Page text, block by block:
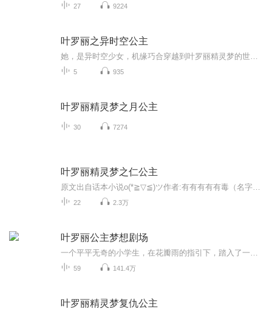
27 9224
叶罗丽之异时空公主
5 935
叶罗丽精灵梦之月公主
30 7274
叶罗丽精灵梦之仁公主
22 2.3万
叶罗丽公主梦想剧场
59 141.4万
叶罗丽精灵梦复仇公主